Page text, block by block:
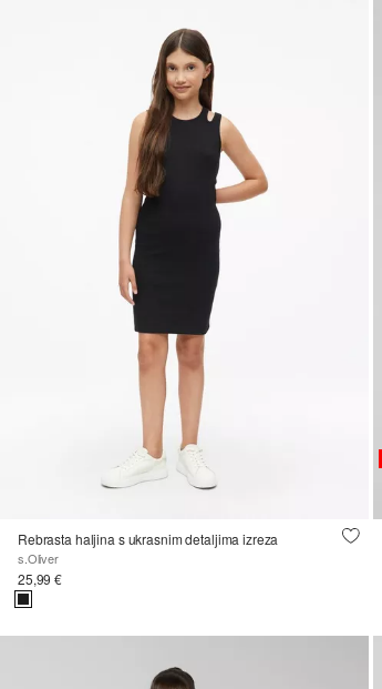
Rebrasta haljina s ukrasnim detaljima izreza
s.Oliver
25,99 €